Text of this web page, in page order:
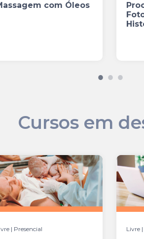
com Óleos
Cursos em
| Presencial Livre